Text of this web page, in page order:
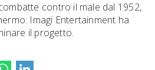
STRANGE NEW WORLDS
contro il male dal 1952,
Imagi Entertainment ha
il progetto.